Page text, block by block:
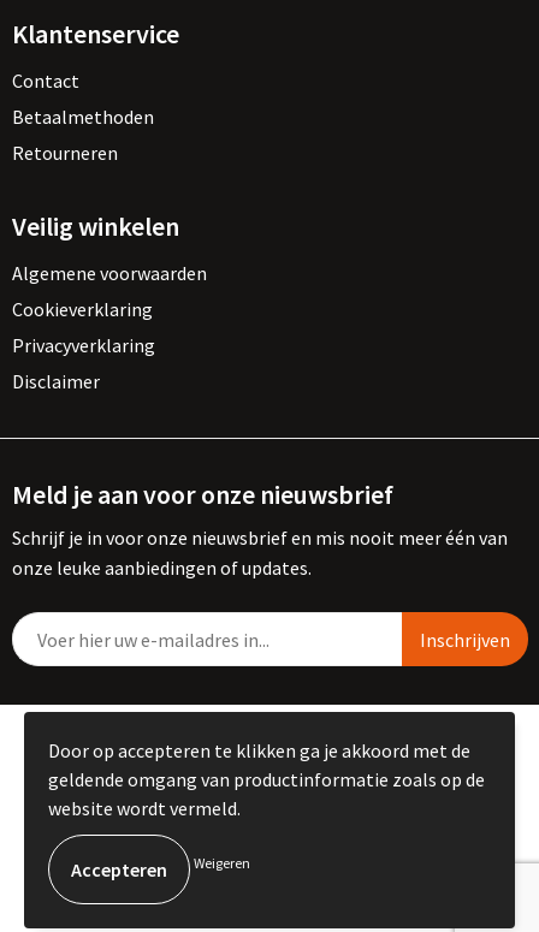
Klantenservice
Contact
Betaalmethoden
Retourneren
Veilig winkelen
Algemene voorwaarden
Cookieverklaring
Privacyverklaring
Disclaimer
Meld je aan voor onze nieuwsbrief
Schrijf je in voor onze nieuwsbrief en mis nooit meer één van
onze leuke aanbiedingen of updates.
© Copyright Kemme B.V. 2023
Door op accepteren te klikken ga je akkoord met de
geldende omgang van productinformatie zoals op de
website wordt vermeld.
Weigeren